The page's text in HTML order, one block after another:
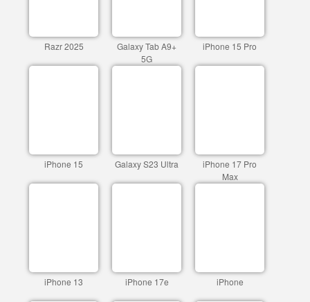
Razr 2025
Galaxy Tab A9+
5G
iPhone 15 Pro
iPhone 15 Galaxy S23 Ultra
iPhone 17 Pro
Max
iPhone 13 iPhone 17e iPhone